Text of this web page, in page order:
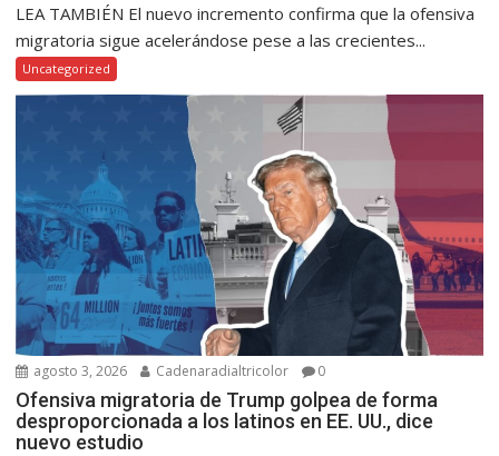
LEA TAMBIÉN El nuevo incremento confirma que la ofensiva
migratoria sigue acelerándose pese a las crecientes...
Uncategorized
agosto 3, 2026 Cadenaradialtricolor 0
Ofensiva migratoria de Trump golpea de forma
desproporcionada a los latinos en EE. UU., dice
nuevo estudio